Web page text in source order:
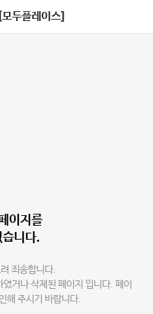
두플레이스]
이지를
습니다.
죄송합니다.
거나 삭제된 페이지 입니다. 페이
해 주시기 바랍니다.